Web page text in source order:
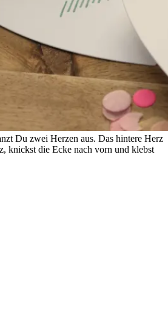
Du zwei Herzen aus. Das hintere Herz
knickst die Ecke nach vorn und klebst